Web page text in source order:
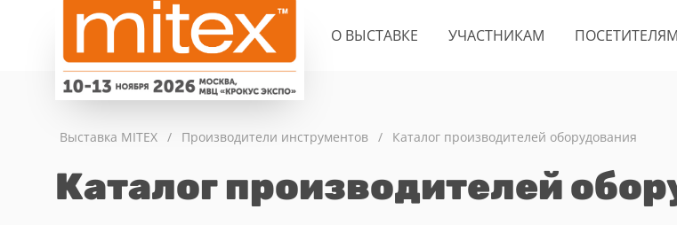
О ВЫСТАВКЕ УЧАСТНИКАМ ПОСЕТИТЕЛЯМ
Выставка MITEX / Производители инструментов / Каталог производителей оборудования
Каталог производителей